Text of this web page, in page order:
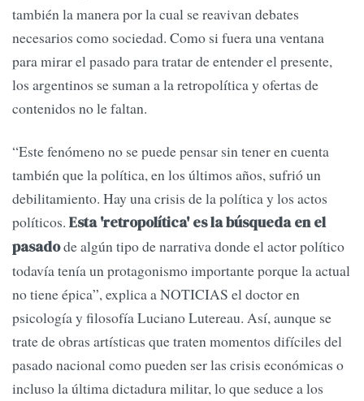
también la manera por la cual se reavivan debates
necesarios como sociedad. Como si fuera una ventana
para mirar el pasado para tratar de entender el presente,
los argentinos se suman a la retropolítica y ofertas de
contenidos no le faltan.
“Este fenómeno no se puede pensar sin tener en cuenta
también que la política, en los últimos años, sufrió un
debilitamiento. Hay una crisis de la política y los actos
políticos. Esta 'retropolítica' es la búsqueda en el
pasadode algún tipo de narrativa donde el actor político
todavía tenía un protagonismo importante porque la actual
no tiene épica”, explica a NOTICIAS el doctor en
psicología y filosofía Luciano Lutereau. Así, aunque se
trate de obras artísticas que traten momentos difíciles del
pasado nacional como pueden ser las crisis económicas o
incluso la última dictadura militar, lo que seduce a los